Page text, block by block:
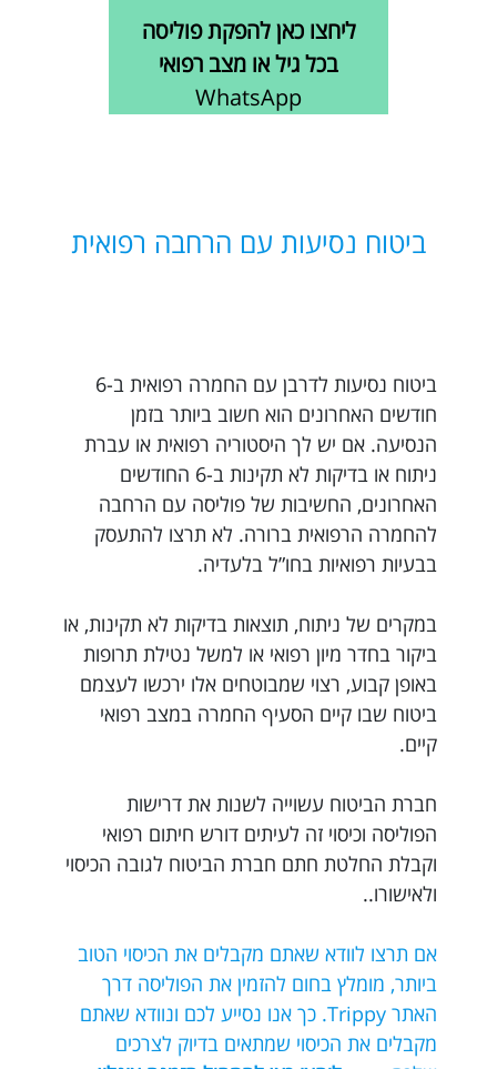
ליחצו כאן להפקת פוליסה
בכל גיל או מצב רפואי
WhatsApp
ביטוח נסיעות עם הרחבה רפואית
ביטוח נסיעות לדרבן עם החמרה רפואית ב-6
חודשים האחרונים הוא חשוב ביותר בזמן
הנסיעה. אם יש לך היסטוריה רפואית או עברת
ניתוח או בדיקות לא תקינות ב-6 החודשים
האחרונים, החשיבות של פוליסה עם הרחבה
להחמרה הרפואית ברורה. לא תרצו להתעסק
בבעיות רפואיות בחו”ל בלעדיה.
במקרים של ניתוח, תוצאות בדיקות לא תקינות, או
ביקור בחדר מיון רפואי או למשל נטילת תרופות
באופן קבוע, רצוי שמבוטחים אלו ירכשו לעצמם
ביטוח שבו קיים הסעיף החמרה במצב רפואי
קיים.
חברת הביטוח עשוייה לשנות את דרישות
הפוליסה וכיסוי זה לעיתים דורש חיתום רפואי
וקבלת החלטת חתם חברת הביטוח לגובה הכיסוי
ולאישורו..
אם תרצו לוודא שאתם מקבלים את הכיסוי הטוב
ביותר, מומלץ בחום להזמין את הפוליסה דרך
האתר Trippy. כך אנו נסייע לכם ונוודא שאתם
מקבלים את הכיסוי שמתאים בדיוק לצרכים